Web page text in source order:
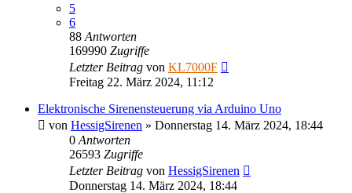
5
6
88 Antworten
169990 Zugriffe
Letzter Beitrag von KL7000F
Freitag 22. März 2024, 11:12
Elektronische Sirenensteuerung via Arduino Uno
von HessigSirenen » Donnerstag 14. März 2024, 18:44
0 Antworten
26593 Zugriffe
Letzter Beitrag von HessigSirenen
Donnerstag 14. März 2024, 18:44